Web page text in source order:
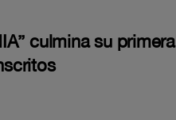
culmina su primera